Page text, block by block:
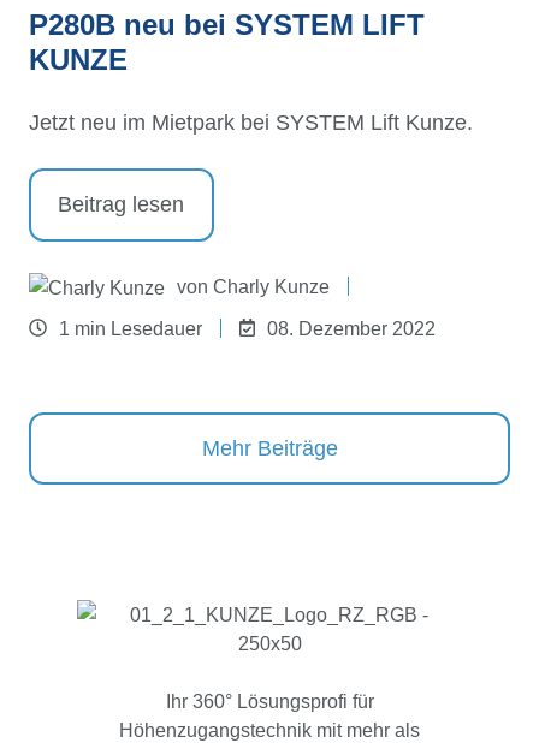
P280B neu bei SYSTEM LIFT
KUNZE
Jetzt neu im Mietpark bei SYSTEM Lift Kunze.
Beitrag lesen
vonCharly Kunze
1 min Lesedauer
08. Dezember 2022
Mehr Beiträge
Ihr 360° Lösungsprofi für
Höhenzugangstechnik mit mehr als